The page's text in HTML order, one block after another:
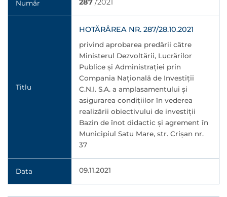
Număr 287 /2021
Titlu
HOTĂRÂREA NR. 287/28.10.2021
privind aprobarea predării către
Ministerul Dezvoltării, Lucrărilor
Publice şi Administraţiei prin
Compania Naţională de Investiţii
C.N.I. S.A. a amplasamentului şi
asigurarea condiţiilor în vederea
realizării obiectivului de investiții
Bazin de înot didactic şi agrement în
Municipiul Satu Mare, str. Crişan nr.
37
Data 09.11.2021